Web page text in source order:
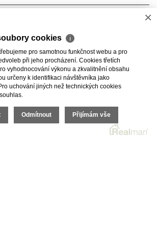
230V
Plynovod
Veřejná kanalizace
s.r.o., všechna práva vyhrazena |
informace
Realitní SWRealman
×
cookies ℹ
pro samotnou funkčnost webu a pro
při jeho procházení. Cookies třetích
vyhodnocování výkonu a zkvalitnění obsahu
určeny k identifikaci návštěvníka jako
uchování jiných než technických cookies
Odmítnout Přijímám vše